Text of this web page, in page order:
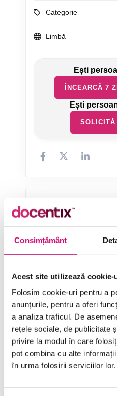
Consimțământ
Acest site utilizează cookie-
Folosim cookie-uri pentru a
anunțurile, pentru a oferi
a analiza traficul. De
rețele sociale, de publicitate
privire la modul în care
pot combina cu alte
în urma folosirii serviciilor lor.
Categorie
Limbă
ÎNCEARCĂ 7
SOLICITĂ
Categorii de
Finanțe
Limba Engleză
Management și
Marketing
Microsoft Office
Project Management